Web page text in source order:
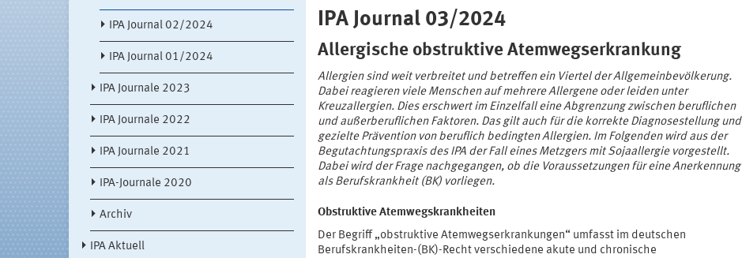
IPA Journal 02/2024
IPA Journal 01/2024
IPA Journale 2023
IPA Journale 2022
IPA Journale 2021
IPA-Journale 2020
Archiv
IPA Aktuell
IPA Journal 03/2024
Allergische obstruktive Atemwegserkrankung
Allergien sind weit verbreitet und betreffen ein Viertel der Allgemeinbevölkerung.
Dabei reagieren viele Menschen auf mehrere Allergene oder leiden unter
Kreuzallergien. Dies erschwert im Einzelfall eine Abgrenzung zwischen beruflichen
und außerberuflichen Faktoren. Das gilt auch für die korrekte Diagnosestellung und
gezielte Prävention von beruflich bedingten Allergien. Im Folgenden wird aus der
Begutachtungspraxis des IPA der Fall eines Metzgers mit Sojaallergie vorgestellt.
Dabei wird der Frage nachgegangen, ob die Voraussetzungen für eine Anerkennung
als Berufskrankheit (BK) vorliegen.
Obstruktive Atemwegskrankheiten
Der Begriff „obstruktive Atemwegserkrankungen“ umfasst im deutschen
Berufskrankheiten-(BK)-Recht verschiedene akute und chronische